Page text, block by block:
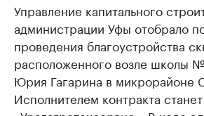
Управление капитального
администрации Уфы отобрало
проведения благоустройства
расположенного возле школы
Юрия Гагарина в микрорайоне
Исполнителем контракта